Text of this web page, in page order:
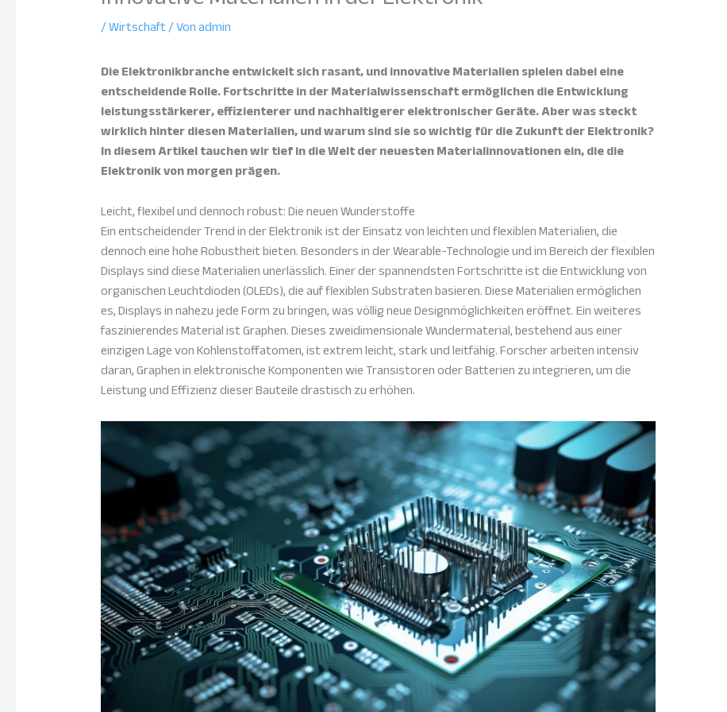
/Wirtschaft/ Vonadmin
Die Elektronikbranche entwickelt sich rasant, und innovative Materialien spielen dabei eine
entscheidende Rolle. Fortschritte in der Materialwissenschaft ermöglichen die Entwicklung
leistungsstärkerer, effizienterer und nachhaltigerer elektronischer Geräte. Aber was steckt
wirklich hinter diesen Materialien, und warum sind sie so wichtig für die Zukunft der Elektronik?
In diesem Artikel tauchen wir tief in die Welt der neuesten Materialinnovationen ein, die die
Elektronik von morgen prägen.
Leicht, flexibel und dennoch robust: Die neuen Wunderstoffe
Ein entscheidender Trend in der Elektronik ist der Einsatz von leichten und flexiblen Materialien, die
dennoch eine hohe Robustheit bieten. Besonders in der Wearable-Technologie und im Bereich der flexiblen
Displays sind diese Materialien unerlässlich. Einer der spannendsten Fortschritte ist die Entwicklung von
organischen Leuchtdioden (OLEDs), die auf flexiblen Substraten basieren. Diese Materialien ermöglichen
es, Displays in nahezu jede Form zu bringen, was völlig neue Designmöglichkeiten eröffnet. Ein weiteres
faszinierendes Material ist Graphen. Dieses zweidimensionale Wundermaterial, bestehend aus einer
einzigen Lage von Kohlenstoffatomen, ist extrem leicht, stark und leitfähig. Forscher arbeiten intensiv
daran, Graphen in elektronische Komponenten wie Transistoren oder Batterien zu integrieren, um die
Leistung und Effizienz dieser Bauteile drastisch zu erhöhen.